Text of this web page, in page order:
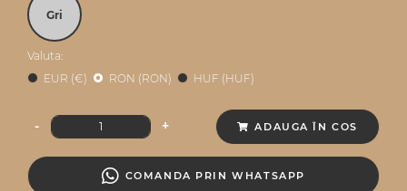
Gri
Valuta:
EUR (€)
RON (RON) HUF (HUF)
- + ADAUGA ÎN COS
COMANDA PRIN WHATSAPP